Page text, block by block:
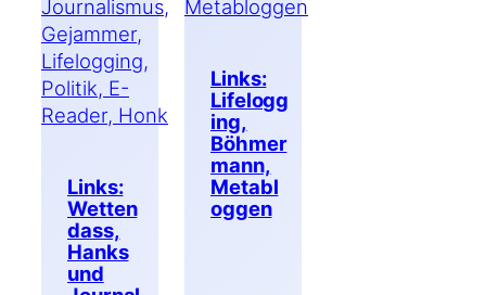
Links:
Wetten
dass,
Hanks
und
Links:
Lifelogg
ing,
Böhmer
mann,
Metabl
oggen